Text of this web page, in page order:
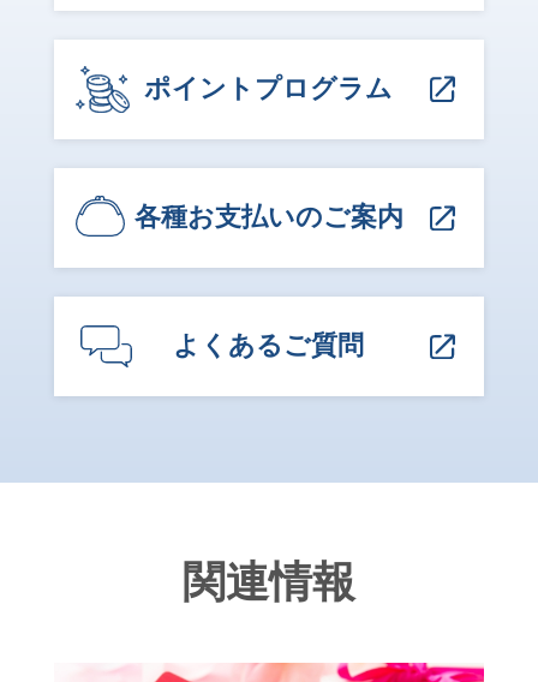
ポイントプログラム
各種お支払いのご案内
よくあるご質問
関連情報